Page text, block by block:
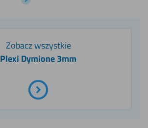
Zobacz wszystkie
Plexi Dymione 3mm